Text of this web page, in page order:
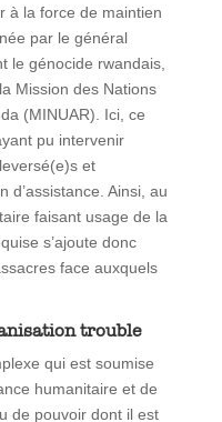
à la force de maintien
par le général
le génocide rwandais,
Mission des Nations
(MINUAR). Ici, ce
pu intervenir
et
d’assistance. Ainsi, au
faisant usage de la
s’ajoute donc
face auxquels
trouble
qui est soumise
humanitaire et de
de pouvoir dont il est